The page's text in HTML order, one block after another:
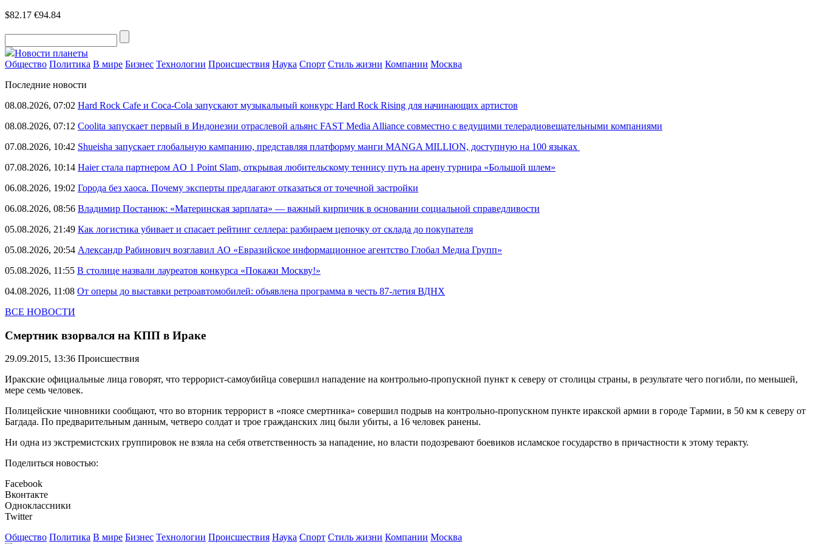
$82.17 €94.84
Новости планеты
Общество Политика В мире Бизнес Технологии Происшествия Наука Спорт Стиль жизни Компании Москва
Последние новости
08.08.2026, 07:02 Hard Rock Cafe и Coca-Cola запускают музыкальный конкурс Hard Rock Rising для начинающих артистов
08.08.2026, 07:12 Coolita запускает первый в Индонезии отраслевой альянс FAST Media Alliance совместно с ведущими телерадиовещательными компаниями
07.08.2026, 10:42 Shueisha запускает глобальную кампанию, представляя платформу манги MANGA MILLION, доступную на 100 языках
07.08.2026, 10:14 Haier стала партнером AO 1 Point Slam, открывая любительскому теннису путь на арену турнира «Большой шлем»
06.08.2026, 19:02 Города без хаоса. Почему эксперты предлагают отказаться от точечной застройки
06.08.2026, 08:56 Владимир Постанюк: «Материнская зарплата» — важный кирпичик в основании социальной справедливости
05.08.2026, 21:49 Как логистика убивает и спасает рейтинг селлера: разбираем цепочку от склада до покупателя
05.08.2026, 20:54 Александр Рабинович возглавил АО «Евразийское информационное агентство Глобал Медиа Групп»
05.08.2026, 11:55 В столице назвали лауреатов конкурса «Покажи Москву!»
04.08.2026, 11:08 От оперы до выставки ретроавтомобилей: объявлена программа в честь 87-летия ВДНХ
ВСЕ НОВОСТИ
Смертник взорвался на КПП в Ираке
29.09.2015, 13:36 Происшествия
Иракские официальные лица говорят, что террорист-самоубийца совершил нападение на контрольно-пропускной пункт к северу от столицы страны, в результате чего погибли, по меньшей,
мере семь человек.
Полицейские чиновники сообщают, что во вторник террорист в «поясе смертника» совершил подрыв на контрольно-пропускном пункте иракской армии в городе Тармии, в 50 км к северу от
Багдада. По предварительным данным, четверо солдат и трое гражданских лиц были убиты, а 16 человек ранены.
Ни одна из экстремистских группировок не взяла на себя ответственность за нападение, но власти подозревают боевиков исламское государство в причастности к этому теракту.
Поделиться новостью:
Facebook
Вконтакте
Одноклассники
Twitter
Общество Политика В мире Бизнес Технологии Происшествия Наука Спорт Стиль жизни Компании Москва